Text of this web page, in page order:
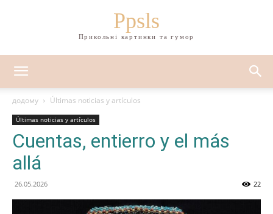
Ppsls
Прикольні картинки та гумор
додому Últimas noticias y artículos
Últimas noticias y artículos
Cuentas, entierro y el más
allá
26.05.2026 22